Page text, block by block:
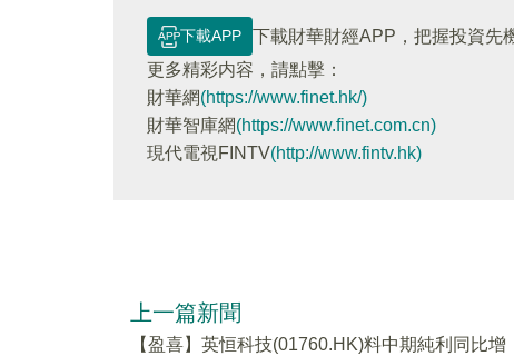
下載APP
下載財華財經APP，把握投資先
更多精彩内容，請點擊：
財華網(https://www.finet.hk/)
財華智庫網(https://www.finet.com.cn)
現代電視FINTV(http://www.fintv.hk)
上一篇新聞
【盈喜】英恒科技(01760.HK)料中期純利同比增